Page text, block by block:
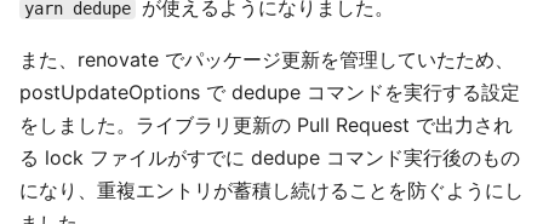
yarn dedupe が使えるようになりました。
また、renovate でパッケージ更新を管理していたため、
postUpdateOptions で dedupe コマンドを実行する設定
をしました。ライブラリ更新の Pull Request で出力され
る lock ファイルがすでに dedupe コマンド実行後のもの
になり、重複エントリが蓄積し続けることを防ぐようにし